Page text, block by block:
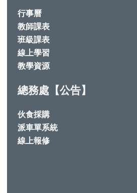
行事曆
教師課表
班級課表
線上學習
教學資源
總務處【公告】
伙食採購
派車單系統
線上報修